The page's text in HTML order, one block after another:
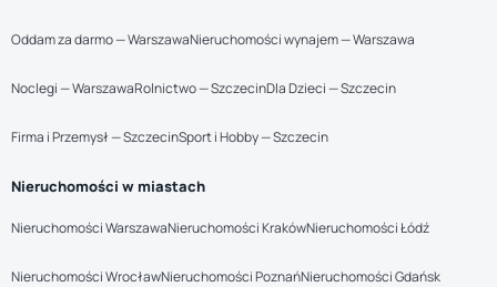
Oddam za darmo — WarszawaNieruchomości wynajem — Warszawa
Noclegi — WarszawaRolnictwo — SzczecinDla Dzieci — Szczecin
Firma i Przemysł — SzczecinSport i Hobby — Szczecin
Nieruchomości w miastach
Nieruchomości WarszawaNieruchomości KrakówNieruchomości Łódź
Nieruchomości WrocławNieruchomości PoznańNieruchomości Gdańsk